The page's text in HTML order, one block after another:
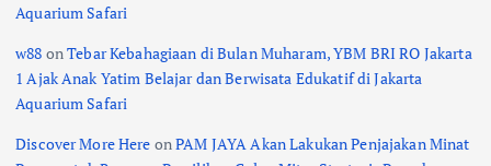
Aquarium Safari
w88 onTebar Kebahagiaan di Bulan Muharam, YBM BRI RO Jakarta
1 Ajak Anak Yatim Belajar dan Berwisata Edukatif di Jakarta
Aquarium Safari
Discover More Here onPAM JAYA Akan Lakukan Penjajakan Minat